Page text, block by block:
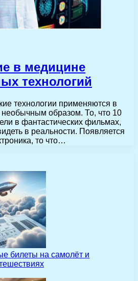
в медицине
технологий
технологии применяются в
образом. То, что 10
в фантастических фильмах,
в реальности. Появляется
то что…
билеты на самолёт и